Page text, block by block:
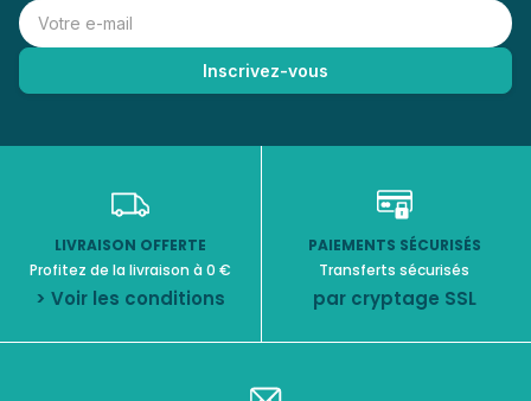
LIVRAISON OFFERTE
Profitez de la livraison à 0 €
> Voir les conditions
PAIEMENTS SÉCURISÉS
Transferts sécurisés
par cryptage SSL